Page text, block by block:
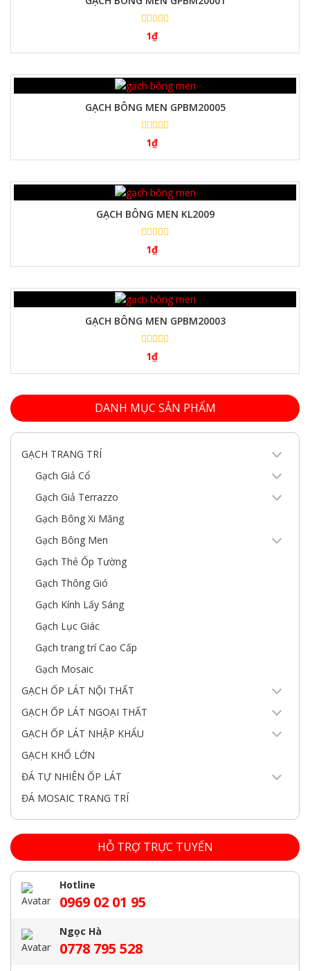
1₫
GẠCH BÔNG MEN GPBM20005
1₫
GẠCH BÔNG MEN KL2009
1₫
GẠCH BÔNG MEN GPBM20003
1₫
DANH MỤC SẢN PHẨM
GẠCH TRANG TRÍ
Gạch Giả Cổ
Gạch Giả Terrazzo
Gạch Bông Xi Măng
Gạch Bông Men
Gạch Thẻ Ốp Tường
Gạch Thông Gió
Gạch Kính Lấy Sáng
Gạch Lục Giác
Gạch trang trí Cao Cấp
Gạch Mosaic
GẠCH ỐP LÁT NỘI THẤT
GẠCH ỐP LÁT NGOẠI THẤT
GẠCH ỐP LÁT NHẬP KHẨU
GẠCH KHỔ LỚN
ĐÁ TỰ NHIÊN ỐP LÁT
ĐÁ MOSAIC TRANG TRÍ
HỖ TRỢ TRỰC TUYẾN
Hotline
0969 02 01 95
Ngọc Hà
0778 795 528